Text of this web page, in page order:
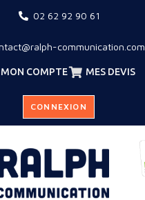
02 62 92 90 61
communication.com
MON COMPTE MES DEVIS
CONNEXION